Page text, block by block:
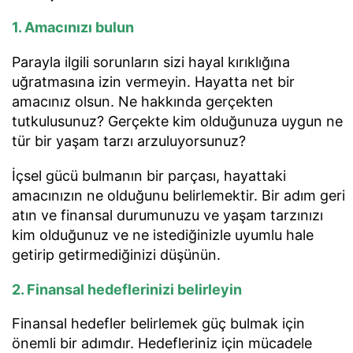
1. Amacınızı bulun
Parayla ilgili sorunların sizi hayal kırıklığına
uğratmasına izin vermeyin. Hayatta net bir
amacınız olsun. Ne hakkında gerçekten
tutkulusunuz? Gerçekte kim olduğunuza uygun ne
tür bir yaşam tarzı arzuluyorsunuz?
İçsel gücü bulmanın bir parçası, hayattaki
amacınızın ne olduğunu belirlemektir. Bir adım geri
atın ve finansal durumunuzu ve yaşam tarzınızı
kim olduğunuz ve ne istediğinizle uyumlu hale
getirip getirmediğinizi düşünün.
2. Finansal hedeflerinizi belirleyin
Finansal hedefler belirlemek güç bulmak için
önemli bir adımdır. Hedefleriniz için mücadele